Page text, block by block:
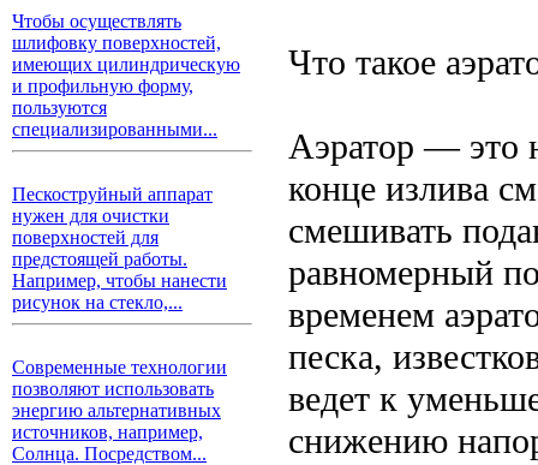
Чтобы осуществлять
шлифовку поверхностей,
имеющих цилиндрическую
и профильную форму,
пользуются
специализированными...
Пескоструйный аппарат
нужен для очистки
поверхностей для
предстоящей работы.
Например, чтобы нанести
рисунок на стекло,...
Современные технологии
позволяют использовать
энергию альтернативных
источников, например,
Солнца. Посредством...
Что такое
Аэратор — это
конце излива
смешивать
равномерный
временем
песка,
ведет к
снижению